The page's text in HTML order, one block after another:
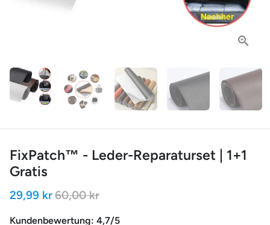
FixPatch™ - Leder-Reparaturset | 1+1
Gratis
29,99 kr60,00 kr
Kundenbewertung: 4,7/5